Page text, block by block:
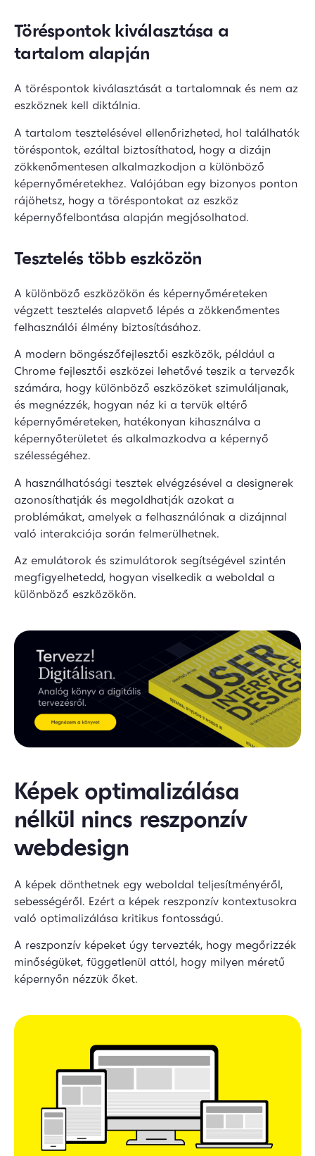
Töréspontok kiválasztása a
tartalom alapján
A töréspontok kiválasztását a tartalomnak és nem az
eszköznek kell diktálnia.
A tartalom tesztelésével ellenőrizheted, hol találhatók
töréspontok, ezáltal biztosíthatod, hogy a dizájn
zökkenőmentesen alkalmazkodjon a különböző
képernyőméretekhez. Valójában egy bizonyos ponton
rájöhetsz, hogy a töréspontokat az eszköz
képernyőfelbontása alapján megjósolhatod.
Tesztelés több eszközön
A különböző eszközökön és képernyőméreteken
végzett tesztelés alapvető lépés a zökkenőmentes
felhasználói élmény biztosításához.
A modern böngészőfejlesztői eszközök, például a
Chrome fejlesztői eszközei lehetővé teszik a tervezők
számára, hogy különböző eszközöket szimuláljanak,
és megnézzék, hogyan néz ki a tervük eltérő
képernyőméreteken, hatékonyan kihasználva a
képernyőterületet és alkalmazkodva a képernyő
szélességéhez.
A használhatósági tesztek elvégzésével a designerek
azonosíthatják és megoldhatják azokat a
problémákat, amelyek a felhasználónak a dizájnnal
való interakciója során felmerülhetnek.
Az emulátorok és szimulátorok segítségével szintén
megfigyelhetedd, hogyan viselkedik a weboldal a
különböző eszközökön.
Képek optimalizálása
nélkül nincs reszponzív
webdesign
A képek dönthetnek egy weboldal teljesítményéről,
sebességéről. Ezért a képek reszponzív kontextusokra
való optimalizálása kritikus fontosságú.
A reszponzív képeket úgy tervezték, hogy megőrizzék
minőségüket, függetlenül attól, hogy milyen méretű
képernyőn nézzük őket.